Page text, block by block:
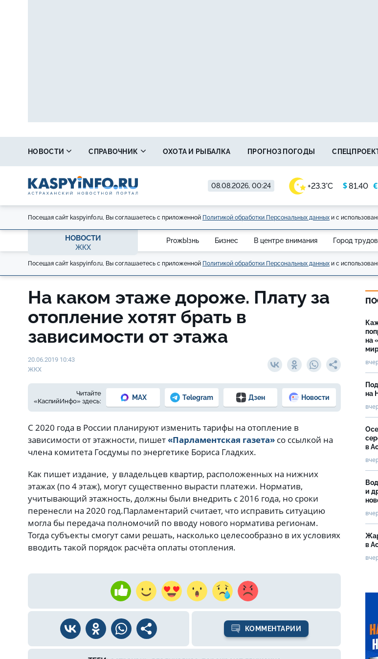
08.08.2026, 00:24 +23.3°C $81,40 €
НОВОСТИ СПРАВОЧНИК ОХОТА И РЫБАЛКА ПРОГНОЗ ПОГОДЫ
Посещая сайт kaspyinfo.ru, Вы соглашаетесь с приложенной Политикой обработки Персональных данных и с
НОВОСТИ
ЖКХ
ProжЫзнь Бизнес В центре внимания Город
Посещая сайт kaspyinfo.ru, Вы соглашаетесь с приложенной Политикой обработки Персональных данных и с
На каком этаже дороже. Плату за
отопление хотят брать в
зависимости от этажа
20.06.2019 10:43
ЖКХ
Читайте
«КаспийИнфо» здесь:
MAX Telegram Дзен Новости
С 2020 года в России планируют изменить тарифы на отопление в
зависимости от этажности, пишет «Парламентская газета» со ссылкой на
члена комитета Госдумы по энергетике Бориса Гладких.
Как пишет издание, у владельцев квартир, расположенных на нижних
этажах (по 4 этаж), могут существенно вырасти платежи. Норматив,
учитывающий этажность, должны были внедрить с 2016 года, но сроки
перенесли на 2020 год.Парламентарий считает, что исправить ситуацию
могла бы передача полномочий по вводу нового норматива регионам.
Тогда субъекты смогут сами решать, насколько целесообразно в их условиях
вводить такой порядок расчёта оплаты отопления.
КОММЕНТАРИИ
на
на
в
и
в